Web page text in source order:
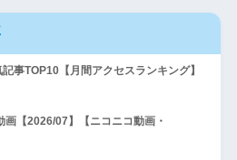
事TOP10【月間アクセスランキング】
画【2026/07】【ニコニコ動画・